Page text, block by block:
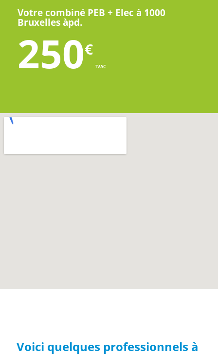
Votre combiné PEB + Elec à 1000
Bruxelles àpd.
250€
TVAC
Voici quelques professionnels à